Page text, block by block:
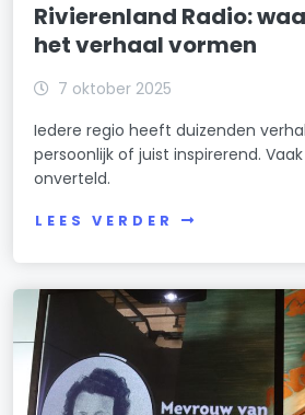
Rivierenland Radio:
het verhaal vormen
7 oktober 2025
Iedere regio heeft duizenden
persoonlijk of juist inspirerend.
onverteld.
LEES VERDER